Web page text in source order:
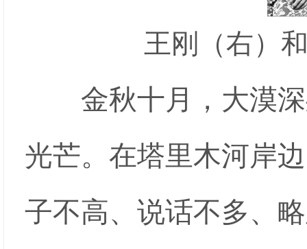
王刚（右）
金秋十月，大漠深
光芒。在塔里木河岸
子不高、说话不多、